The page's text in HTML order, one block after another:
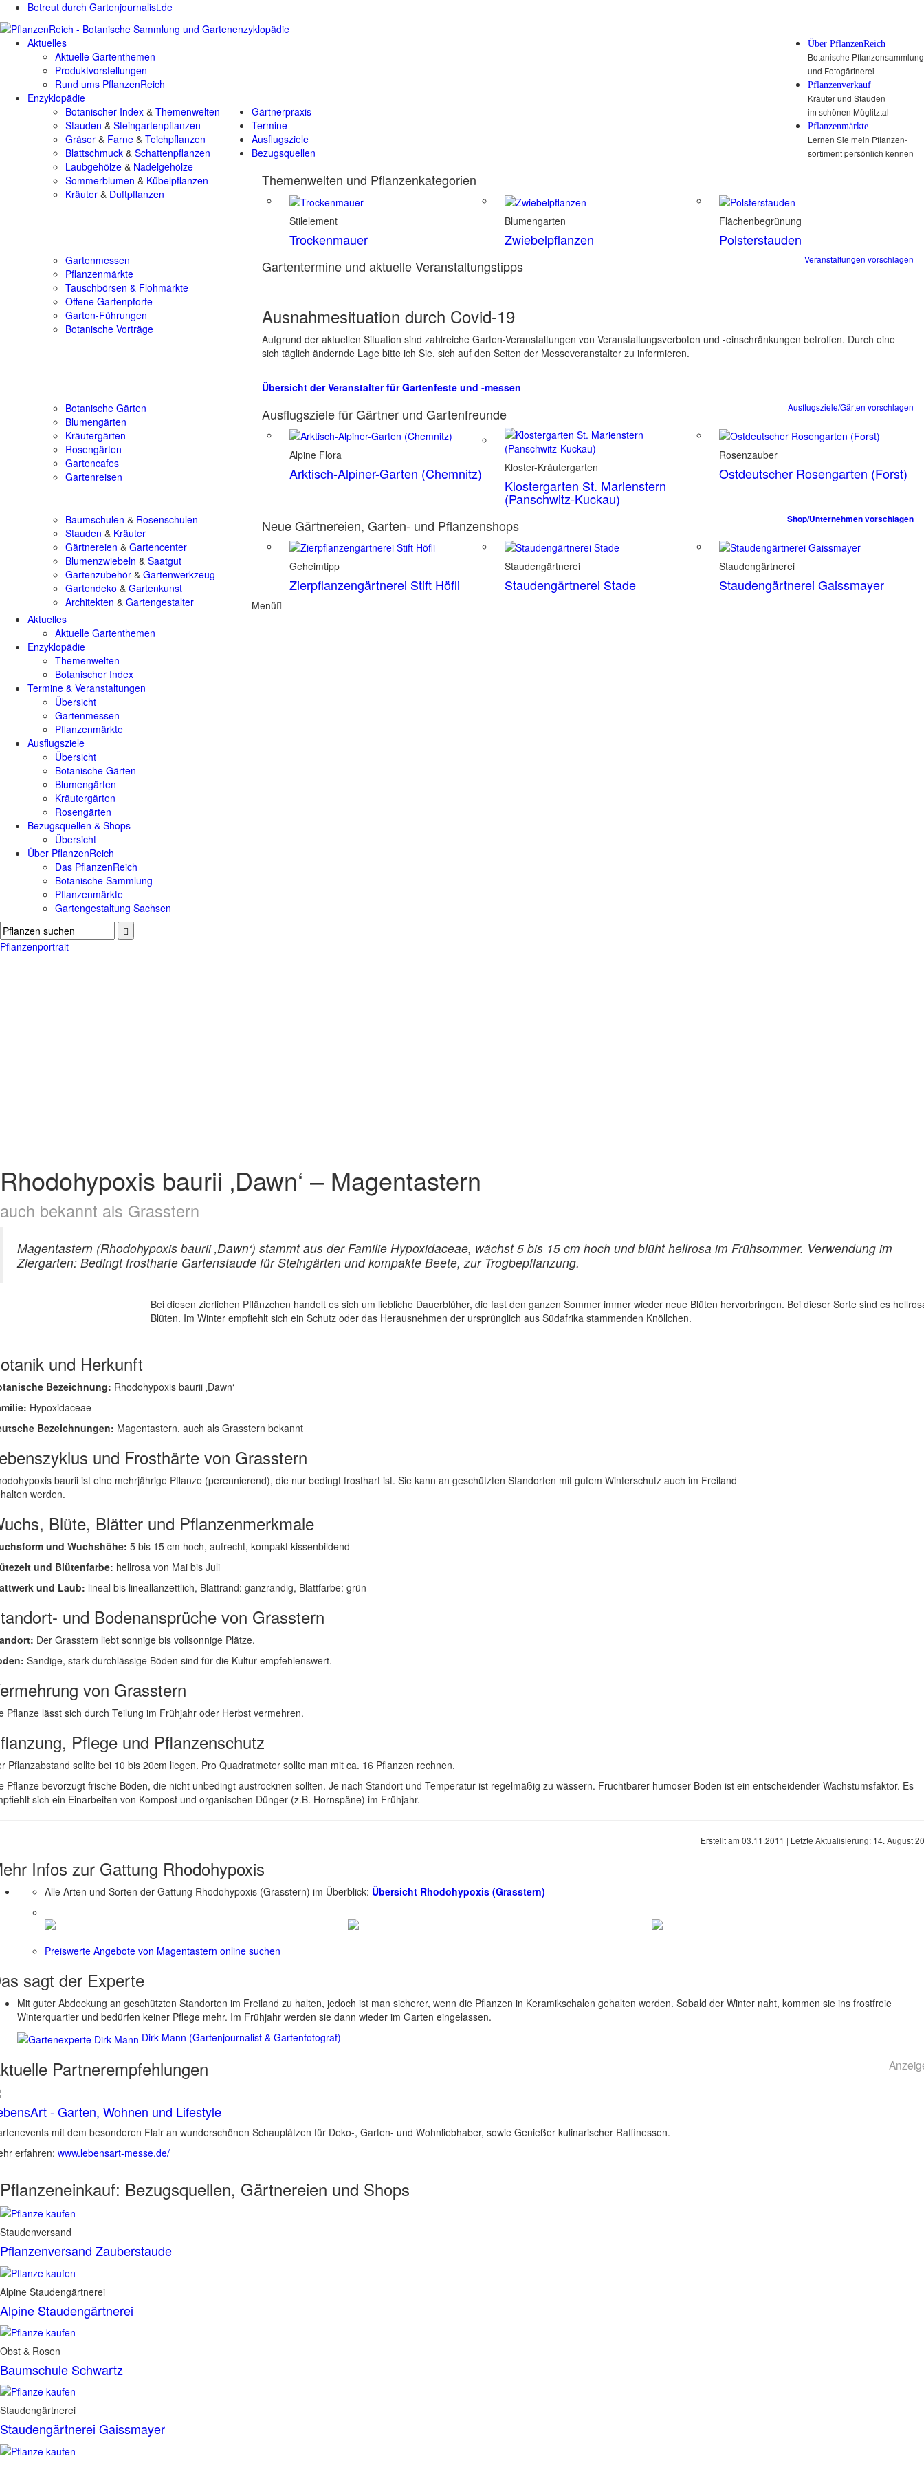
Betreut durch Gartenjournalist.de
Über PflanzenReich
Botanische Pflanzensammlung
und Fotogärtnerei
Pflanzenverkauf
Kräuter und Stauden
im schönen Müglitztal
Pflanzenmärkte
Lernen Sie mein Pflanzen-
sortiment persönlich kennen
Aktuelles
Aktuelle Gartenthemen
Produktvorstellungen
Rund ums PflanzenReich
Enzyklopädie
Botanischer Index & Themenwelten
Stauden & Steingartenpflanzen
Gräser & Farne & Teichpflanzen
Blattschmuck & Schattenpflanzen
Laubgehölze & Nadelgehölze
Sommerblumen & Kübelpflanzen
Kräuter & Duftpflanzen
Themenwelten und Pflanzenkategorien
Stilelement
Trockenmauer
Blumengarten
Zwiebelpflanzen
Flächenbegrünung
Polsterstauden
Gärtnerpraxis
Termine
Gartenmessen
Pflanzenmärkte
Tauschbörsen & Flohmärkte
Offene Gartenpforte
Garten-Führungen
Botanische Vorträge
Veranstaltungen vorschlagen
Gartentermine und aktuelle Veranstaltungstipps
Ausnahmesituation durch Covid-19
Aufgrund der aktuellen Situation sind zahlreiche Garten-Veranstaltungen von Veranstaltungsverboten und -einschränkungen betroffen. Durch eine
sich täglich ändernde Lage bitte ich Sie, sich auf den Seiten der Messeveranstalter zu informieren.
Übersicht der Veranstalter für Gartenfeste und -messen
Ausflugsziele
Botanische Gärten
Blumengärten
Kräutergärten
Rosengärten
Gartencafes
Gartenreisen
Ausflugsziele/Gärten vorschlagen
Ausflugsziele für Gärtner und Gartenfreunde
Alpine Flora
Arktisch-Alpiner-Garten (Chemnitz) Kloster-Kräutergarten
Klostergarten St. Marienstern
(Panschwitz-Kuckau)
Rosenzauber
Ostdeutscher Rosengarten (Forst)
Bezugsquellen
Baumschulen & Rosenschulen
Stauden & Kräuter
Gärtnereien & Gartencenter
Blumenzwiebeln & Saatgut
Gartenzubehör & Gartenwerkzeug
Gartendeko & Gartenkunst
Architekten & Gartengestalter
Shop/Unternehmen vorschlagen
Neue Gärtnereien, Garten- und Pflanzenshops
Geheimtipp
Zierpflanzengärtnerei Stift Höfli
Staudengärtnerei
Staudengärtnerei Stade
Staudengärtnerei
Staudengärtnerei Gaissmayer
Menü
Aktuelles
Aktuelle Gartenthemen
Enzyklopädie
Themenwelten
Botanischer Index
Termine & Veranstaltungen
Übersicht
Gartenmessen
Pflanzenmärkte
Ausflugsziele
Übersicht
Botanische Gärten
Blumengärten
Kräutergärten
Rosengärten
Bezugsquellen & Shops
Übersicht
Über PflanzenReich
Das PflanzenReich
Botanische Sammlung
Pflanzenmärkte
Gartengestaltung Sachsen
Pflanzenportrait
Rhodohypoxis baurii ‚Dawn‘ – Magentastern
auch bekannt als Grasstern
Magentastern (Rhodohypoxis baurii ‚Dawn‘) stammt aus der Familie Hypoxidaceae, wächst 5 bis 15 cm hoch und blüht hellrosa im Frühsommer. Verwendung im
Ziergarten: Bedingt frostharte Gartenstaude für Steingärten und kompakte Beete, zur Trogbepflanzung.
Bei diesen zierlichen Pflänzchen handelt es sich um liebliche Dauerblüher, die fast den ganzen Sommer immer wieder neue Blüten hervorbringen. Bei dieser Sorte sind es
Blüten. Im Winter empfiehlt sich ein Schutz oder das Herausnehmen der ursprünglich aus Südafrika stammenden Knöllchen.
und Herkunft
Bezeichnung: Rhodohypoxis baurii ‚Dawn‘
Hypoxidaceae
Bezeichnungen: Magentastern, auch als Grasstern bekannt
und Frosthärte von Grasstern
baurii ist eine mehrjährige Pflanze (perennierend), die nur bedingt frosthart ist. Sie kann an geschützten Standorten mit gutem Winterschutz auch im Freiland
werden.
Blüte, Blätter und Pflanzenmerkmale
und Wuchshöhe: 5 bis 15 cm hoch, aufrecht, kompakt kissenbildend
und Blütenfarbe: hellrosa von Mai bis Juli
und Laub: lineal bis lineallanzettlich, Blattrand: ganzrandig, Blattfarbe: grün
und Bodenansprüche von Grasstern
Der Grasstern liebt sonnige bis vollsonnige Plätze.
Sandige, stark durchlässige Böden sind für die Kultur empfehlenswert.
von Grasstern
Pflanze lässt sich durch Teilung im Frühjahr oder Herbst vermehren.
Pflege und Pflanzenschutz
Pflanzabstand sollte bei 10 bis 20cm liegen. Pro Quadratmeter sollte man mit ca. 16 Pflanzen rechnen.
Pflanze bevorzugt frische Böden, die nicht unbedingt austrocknen sollten. Je nach Standort und Temperatur ist regelmäßig zu wässern. Fruchtbarer humoser Boden ist ein entscheidender Wachstumsfaktor. Es
sich ein Einarbeiten von Kompost und organischen Dünger (z.B. Hornspäne) im Frühjahr.
Erstellt am 03.11.2011 | Letzte Aktualisierung: 14. August
Infos zur Gattung Rhodohypoxis
Alle Arten und Sorten der Gattung Rhodohypoxis (Grasstern) im Überblick: Übersicht Rhodohypoxis (Grasstern)
Preiswerte Angebote von Magentastern online suchen
sagt der Experte
Mit guter Abdeckung an geschützten Standorten im Freiland zu halten, jedoch ist man sicherer, wenn die Pflanzen in Keramikschalen gehalten werden. Sobald der Winter naht, kommen sie ins frostfreie
Winterquartier und bedürfen keiner Pflege mehr. Im Frühjahr werden sie dann wieder im Garten eingelassen.
Dirk Mann (Gartenjournalist & Gartenfotograf)
Partnerempfehlungen
- Garten, Wohnen und Lifestyle
mit dem besonderen Flair an wunderschönen Schauplätzen für Deko-, Garten- und Wohnliebhaber, sowie Genießer kulinarischer Raffinessen.
erfahren: www.lebensart-messe.de/
Pflanzeneinkauf: Bezugsquellen, Gärtnereien und Shops
Staudenversand
Pflanzenversand Zauberstaude
Alpine Staudengärtnerei
Alpine Staudengärtnerei
Obst & Rosen
Baumschule Schwartz
Staudengärtnerei
Staudengärtnerei Gaissmayer